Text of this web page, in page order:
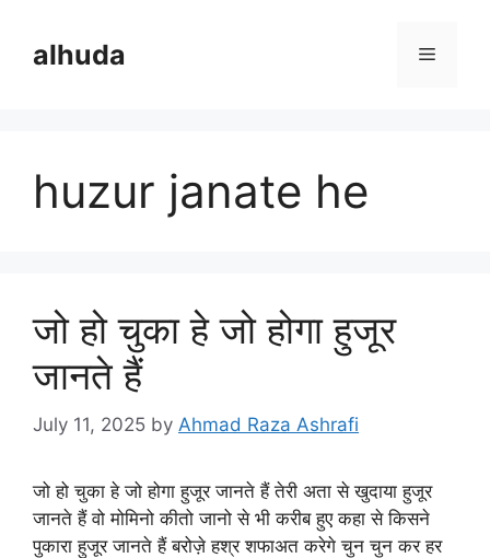
contentalhuda Menu
huzur janate he
जो हो चुका हे जो होगा हुजूर
जानते हैं
July 11, 2025 by Ahmad Raza Ashrafi
जो हो चुका हे जो होगा हुजूर जानते हैं तेरी अता से खुदाया हुजूर
जानते हैं वो मोमिनो कीतो जानो से भी करीब हुए कहा से किसने
पुकारा हुजूर जानते हैं बरोज़े हश्र शफाअत करेगे चुन चुन कर हर